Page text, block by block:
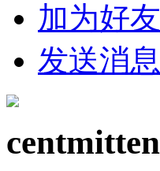
加为好友
发送消息